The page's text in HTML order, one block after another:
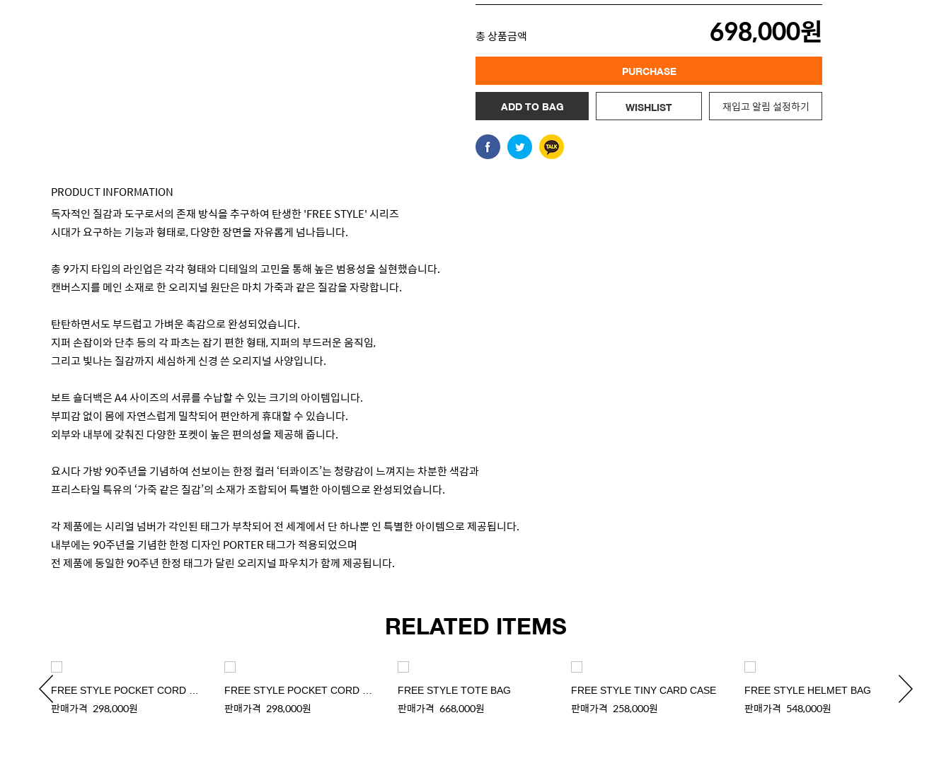
총 상품금액 698,000원
PURCHASE
ADD TO BAG WISHLIST 재입고 알림 설정하기
PRODUCT INFORMATION
독자적인 질감과 도구로서의 존재 방식을 추구하여 탄생한 'FREE STYLE' 시리즈
시대가 요구하는 기능과 형태로, 다양한 장면을 자유롭게 넘나듭니다.
총 9가지 타입의 라인업은 각각 형태와 디테일의 고민을 통해 높은 범용성을 실현했습니다.
캔버스지를 메인 소재로 한 오리지널 원단은 마치 가죽과 같은 질감을 자랑합니다.
탄탄하면서도 부드럽고 가벼운 촉감으로 완성되었습니다.
지퍼 손잡이와 단추 등의 각 파츠는 잡기 편한 형태, 지퍼의 부드러운 움직임,
그리고 빛나는 질감까지 세심하게 신경 쓴 오리지널 사양입니다.
보트 숄더백은 A4 사이즈의 서류를 수납할 수 있는 크기의 아이템입니다.
부피감 없이 몸에 자연스럽게 밀착되어 편안하게 휴대할 수 있습니다.
외부와 내부에 갖춰진 다양한 포켓이 높은 편의성을 제공해 줍니다.
요시다 가방 90주년을 기념하여 선보이는 한정 컬러 ‘터콰이즈’는 청량감이 느껴지는 차분한 색감과
프리스타일 특유의 ‘가죽 같은 질감’의 소재가 조합되어 특별한 아이템으로 완성되었습니다.
각 제품에는 시리얼 넘버가 각인된 태그가 부착되어 전 세계에서 단 하나뿐 인 특별한 아이템으로 제공됩니다.
내부에는 90주년을 기념한 한정 디자인 PORTER 태그가 적용되었으며
전 제품에 동일한 90주년 한정 태그가 달린 오리지널 파우치가 함께 제공됩니다.
RELATED ITEMS
판매가격 298,000원 판매가격 298,000원
FREE STYLE TOTE BAG
판매가격 668,000원
FREE STYLE TINY CARD CASE
판매가격 258,000원
FREE STYLE HELMET BAG
판매가격 548,000원